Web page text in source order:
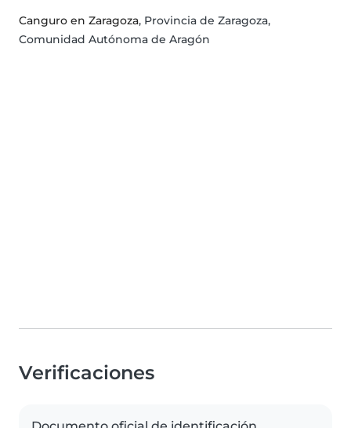
Canguro en Zaragoza, Provincia de Zaragoza,
Comunidad Autónoma de Aragón
Verificaciones